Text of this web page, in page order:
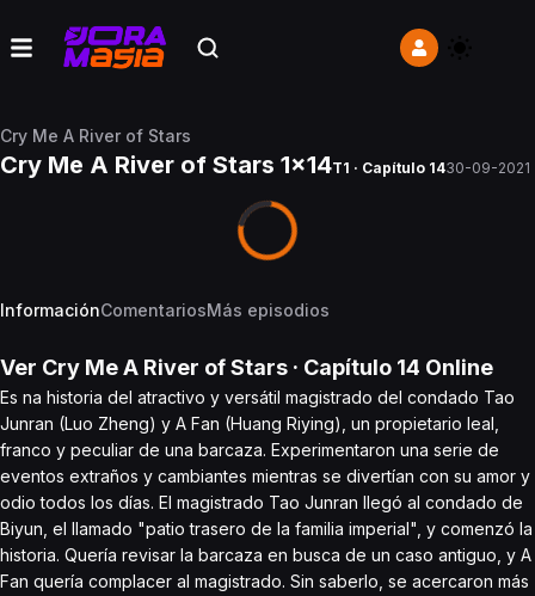
Cry Me A River of Stars
Cry Me A River of Stars 1x14T1 · Capítulo 1430-09-2021
InformaciónComentariosMás episodios
Ver Cry Me A River of Stars · Capítulo 14 Online
Es na historia del atractivo y versátil magistrado del condado Tao
Junran (Luo Zheng) y A Fan (Huang Riying), un propietario leal,
franco y peculiar de una barcaza. Experimentaron una serie de
eventos extraños y cambiantes mientras se divertían con su amor y
odio todos los días. El magistrado Tao Junran llegó al condado de
Biyun, el llamado "patio trasero de la familia imperial", y comenzó la
historia. Quería revisar la barcaza en busca de un caso antiguo, y A
Fan quería complacer al magistrado. Sin saberlo, se acercaron más